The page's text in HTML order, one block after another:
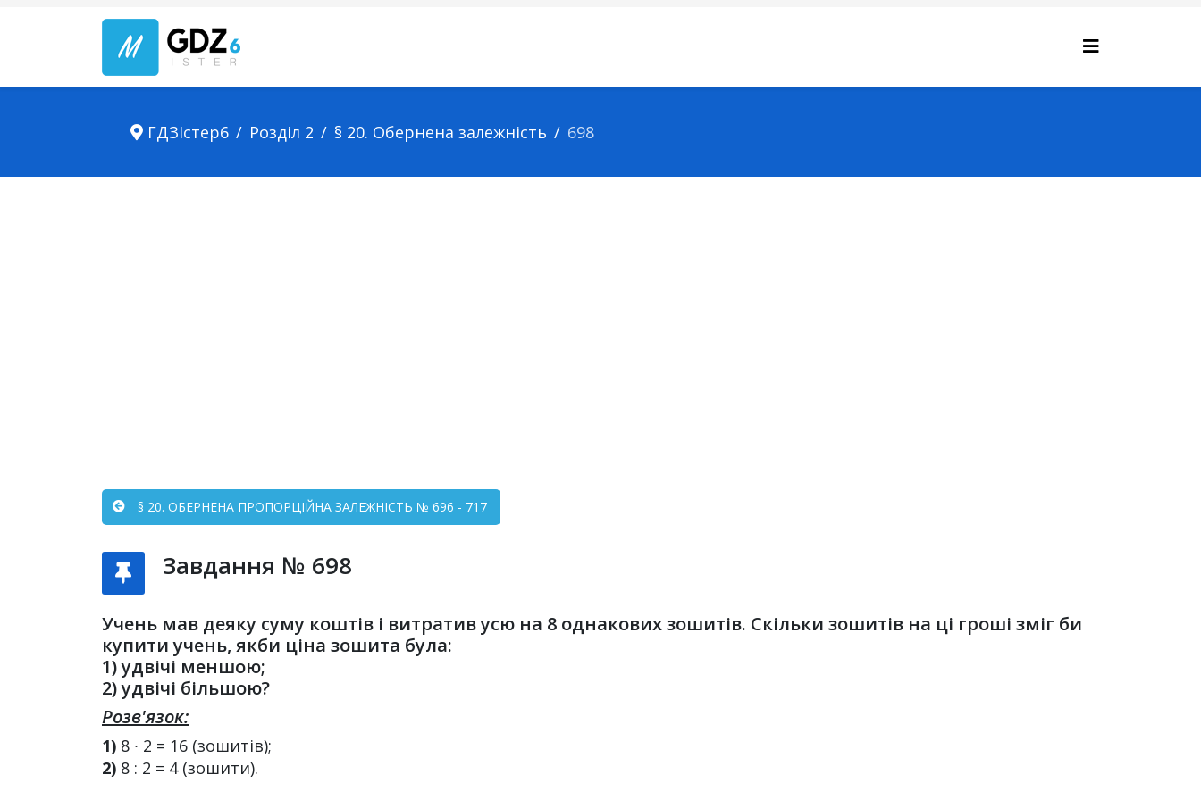
ГДЗІстер6 Розділ 2 § 20. Обернена залежність 698
§ 20. ОБЕРНЕНА ПРОПОРЦІЙНА ЗАЛЕЖНІСТЬ № 696 - 717
Завдання № 698
Учень мав деяку суму коштів і витратив усю на 8 однакових зошитів. Скільки зошитів на ці гроші зміг би
купити учень, якби ціна зошита була:
1) удвічі меншою;
2) удвічі більшою?
Розв'язок:
1) 8 ∙ 2 = 16 (зошитів);
2) 8 : 2 = 4 (зошити).